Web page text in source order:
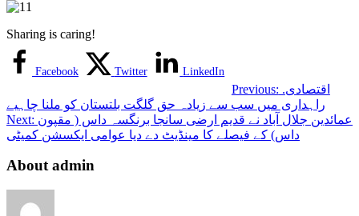
Sharing is caring!
Facebook Twitter LinkedIn
Previous: .اقتصادی
راہداری میں سب سے زیادہ حق گلگت بلتستان کو ملنا چاہیے
Next:
داس) کے فیصلے کا مینڈیٹ دے دیا عوامی ایکسشن کمیٹی
About admin